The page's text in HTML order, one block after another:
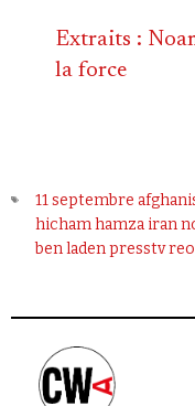
Extraits :
la force
11 septembre
hicham hamza iran
ben laden presstv